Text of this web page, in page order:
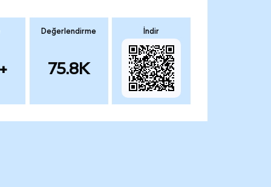
Değerlendirme
75.8K
İndir